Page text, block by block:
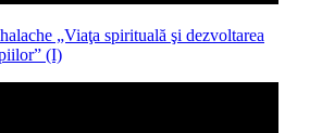
„Viaţa spirituală şi dezvoltarea
(I)